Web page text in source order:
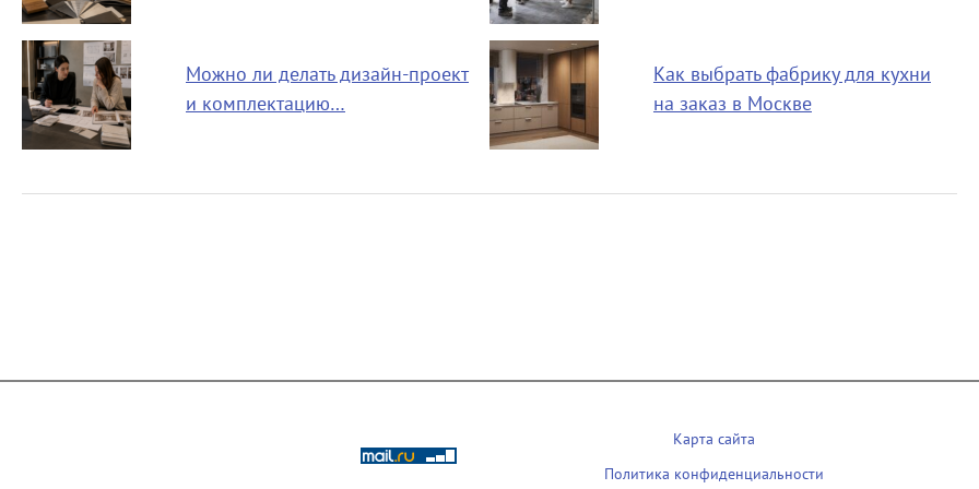
Можно ли делать дизайн-проект
и комплектацию…
Как выбрать фабрику для кухни
на заказ в Москве
Карта сайта
Политика конфиденциальности